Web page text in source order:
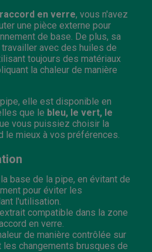
raccord en verre, vous n'avez
une pièce externe pour
de base. De plus, sa
avec des huiles de
toujours des matériaux
la chaleur de manière
elle est disponible en
que le bleu, le vert, le
vous puissiez choisir la
le mieux à vos préférences.
base de la pipe, en évitant de
pour éviter les
l'utilisation.
compatible dans la zone
en verre.
de manière contrôlée sur
les changements brusques de